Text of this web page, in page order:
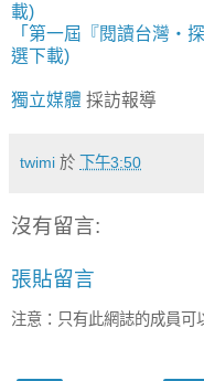
載)
「第一屆『閱讀台灣‧
選下載)
獨立媒體 採訪報導
twimi 於 下午3:50
沒有留言:
張貼留言
注意：只有此網誌的成員可